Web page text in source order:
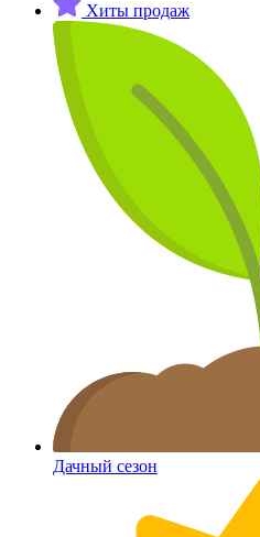
Хиты продаж
Дачный сезон